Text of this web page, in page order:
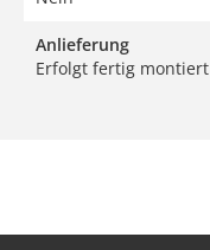
Anlieferung
Erfolgt fertig montiert